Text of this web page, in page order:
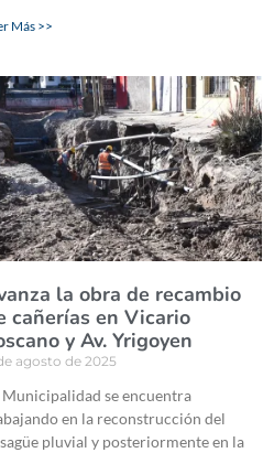
Más >>
la obra de recambio
cañerías en Vicario
y Av. Yrigoyen
agosto de 2025
Municipalidad se encuentra
en la reconstrucción del
pluvial y posteriormente en la